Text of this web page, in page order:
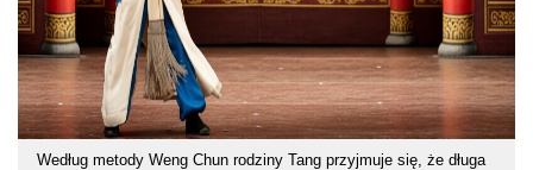
Według metody Weng Chun rodziny Tang przyjmuje się, że długa